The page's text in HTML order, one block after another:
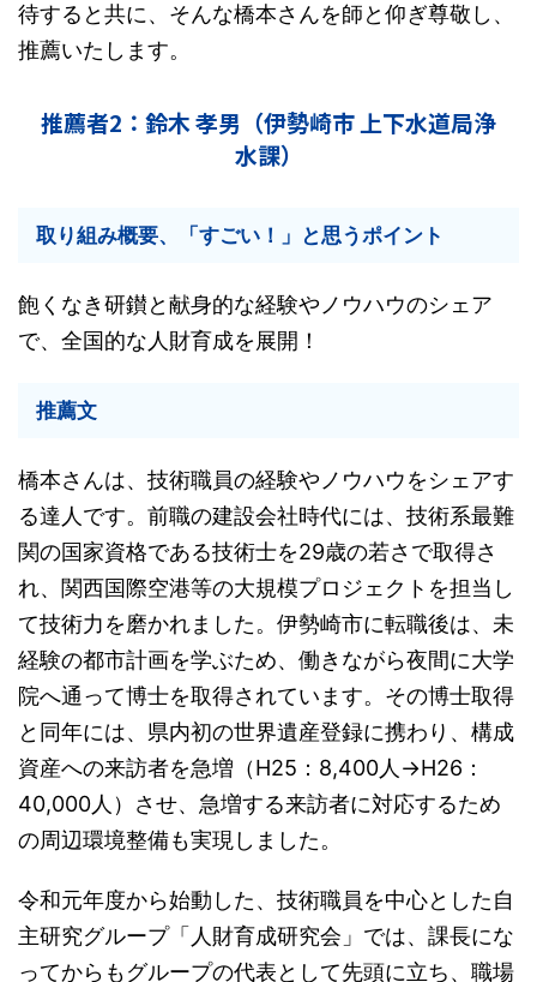
待すると共に、そんな橋本さんを師と仰ぎ尊敬し、
推薦いたします。
推薦者2：鈴木 孝男（伊勢崎市 上下水道局浄
水課）
取り組み概要、「すごい！」と思うポイント
飽くなき研鑚と献身的な経験やノウハウのシェア
で、全国的な人財育成を展開！
推薦文
橋本さんは、技術職員の経験やノウハウをシェアす
る達人です。前職の建設会社時代には、技術系最難
関の国家資格である技術士を29歳の若さで取得さ
れ、関西国際空港等の大規模プロジェクトを担当し
て技術力を磨かれました。伊勢崎市に転職後は、未
経験の都市計画を学ぶため、働きながら夜間に大学
院へ通って博士を取得されています。その博士取得
と同年には、県内初の世界遺産登録に携わり、構成
資産への来訪者を急増（H25：8,400人→H26：
40,000人）させ、急増する来訪者に対応するため
の周辺環境整備も実現しました。
令和元年度から始動した、技術職員を中心とした自
主研究グループ「人財育成研究会」では、課長にな
ってからもグループの代表として先頭に立ち、職場